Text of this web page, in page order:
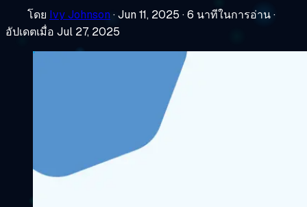
โดย Ivy Johnson·Jun 11, 2025 ·6 นาทีในการอ่าน·
อัปเดตเมื่อ Jul 27, 2025